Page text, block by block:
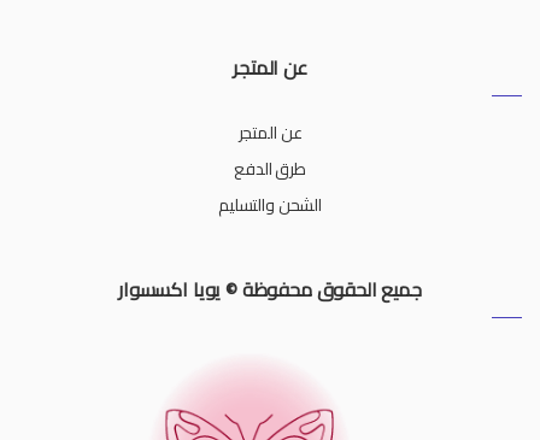
عن المتجر
عن المتجر
طرق الدفع
الشحن والتسليم
جميع الحقوق محفوظة © يويا اكسسوار